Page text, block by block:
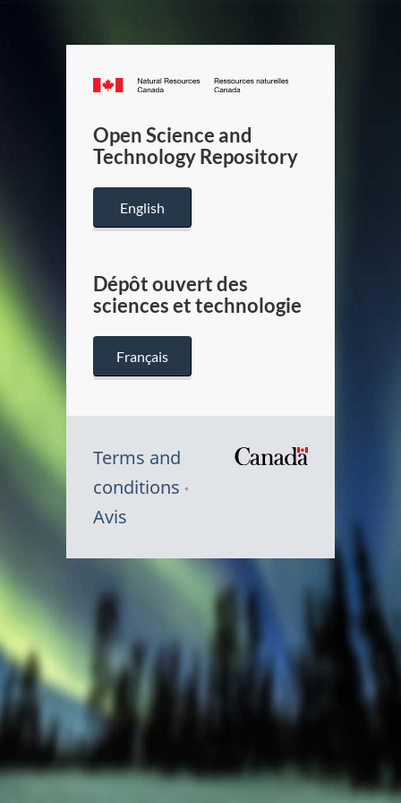
Canada.ca
/
Canada
Open Science and
Technology Repository
English
Dépôt ouvert des
sciences et technologie
Français
Terms and
conditions
Avis
Canada